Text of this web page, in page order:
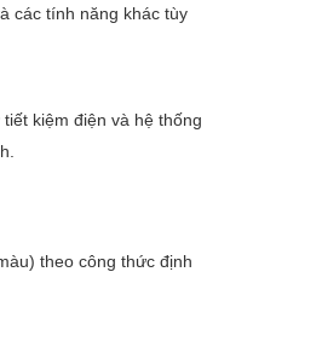
các tính năng khác tùy
kiệm điện và hệ thống
theo công thức định